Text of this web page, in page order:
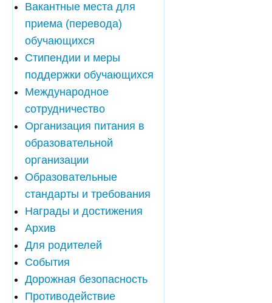
Вакантные места для
приема (перевода)
обучающихся
Стипендии и меры
поддержки обучающихся
Международное
сотрудничество
Организация питания в
образовательной
организации
Образовательные
стандарты и требования
Награды и достижения
Архив
Для родителей
События
Дорожная безопасность
Противодействие